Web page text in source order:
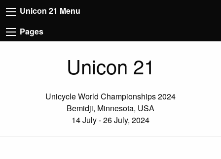
Unicon 21 Menu
Pages
Unicon 21
Unicycle World Championships 2024
Bemidji, Minnesota, USA
14 July - 26 July, 2024